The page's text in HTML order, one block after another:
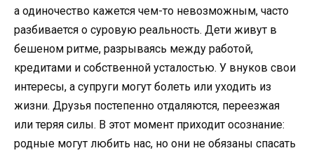
а одиночество кажется чем-то невозможным, часто
разбивается о суровую реальность. Дети живут в
бешеном ритме, разрываясь между работой,
кредитами и собственной усталостью. У внуков свои
интересы, а супруги могут болеть или уходить из
жизни. Друзья постепенно отдаляются, переезжая
или теряя силы. В этот момент приходит осознание:
родные могут любить нас, но они не обязаны спасать